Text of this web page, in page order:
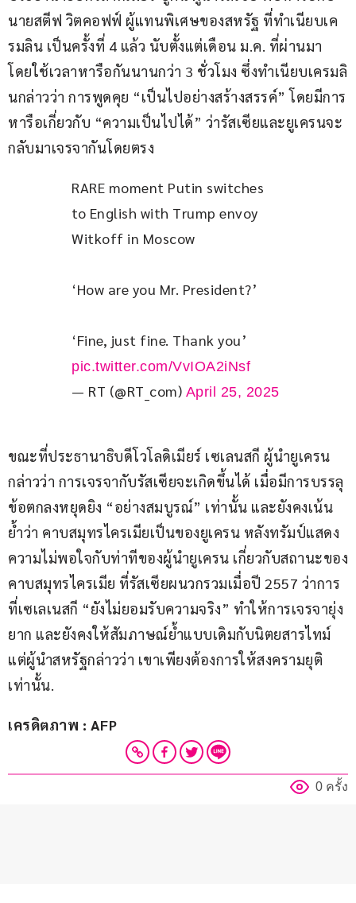
นายสตีฟ วิตคอฟฟ์ ผู้แทนพิเศษของสหรัฐ ที่ทำเนียบเค
รมลิน เป็นครั้งที่ 4 แล้ว นับตั้งแต่เดือน ม.ค. ที่ผ่านมา
โดยใช้เวลาหารือกันนานกว่า 3 ชั่วโมง ซึ่งทำเนียบเครมลิ
นกล่าวว่า การพูดคุย “เป็นไปอย่างสร้างสรรค์” โดยมีการ
หารือเกี่ยวกับ “ความเป็นไปได้” ว่ารัสเซียและยูเครนจะ
กลับมาเจรจากันโดยตรง
RARE moment Putin switches
to English with Trump envoy
Witkoff in Moscow
‘How are you Mr. President?’
‘Fine, just fine. Thank you’
pic.twitter.com/VvIOA2iNsf
— RT (@RT_com) April 25, 2025
ขณะที่ประธานาธิบดีโวโลดิเมียร์ เซเลนสกี ผู้นำยูเครน
กล่าวว่า การเจรจากับรัสเซียจะเกิดขึ้นได้ เมื่อมีการบรรลุ
ข้อตกลงหยุดยิง “อย่างสมบูรณ์” เท่านั้น และยังคงเน้น
ย้ำว่า คาบสมุทรไครเมียเป็นของยูเครน หลังทรัมป์แสดง
ความไม่พอใจกับท่าทีของผู้นำยูเครน เกี่ยวกับสถานะของ
คาบสมุทรไครเมีย ที่รัสเซียผนวกรวมเมื่อปี 2557 ว่าการ
ที่เซเลเนสกี “ยังไม่ยอมรับความจริง” ทำให้การเจรจายุ่ง
ยาก และยังคงให้สัมภาษณ์ย้ำแบบเดิมกับนิตยสารไทม์
แต่ผู้นำสหรัฐกล่าวว่า เขาเพียงต้องการให้สงครามยุติ
เท่านั้น.
เครดิตภาพ : AFP
0 ครั้ง